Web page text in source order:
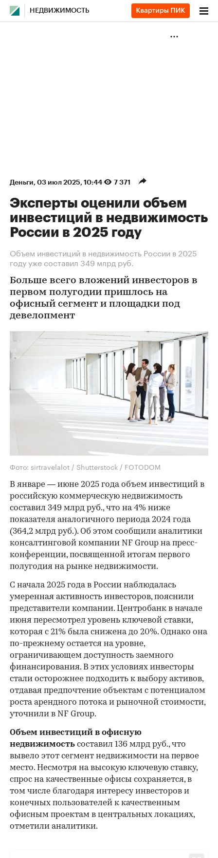
НЕДВИЖИМОСТЬ
Деньги⁠, 03 июл 2025, 10:44 7 371
Эксперты оценили объем
инвестиций в недвижимость
России в 2025 году
Объем инвестиций в недвижимость России в 2025
году уже составил 349 млрд руб.
Больше всего вложений инвесторов в
первом полугодии пришлось на
офисный сегмент и площадки под
девелопмент
Фото: sirtravelalot / Shutterstock / FOTODOM
В январе — июне 2025 года объем инвестиций в
российскую коммерческую недвижимость
составил 349 млрд руб., что на 4% ниже
показателя аналогичного периода 2024 года
(364,2 млрд руб.). Об этом сообщили аналитики
консалтинговой компании NF Group на пресс-
конференции, посвященной итогам первого
полугодия на рынке недвижимости.
С начала 2025 года в России наблюдалась
умеренная активность инвесторов, пояснили
представители компании. Центробанк в начале
июня пересмотрел уровень ключевой ставки,
которая с 21% была снижена до 20%. Однако она
по-прежнему остается на уровне,
ограничивающем доступность заемного
финансирования. В этих условиях инвесторы
стали осторожнее подходить к выбору активов,
отдавая предпочтение объектам с потенциалом
роста арендного потока и рыночной стоимости,
уточнили в NF Group.
Объем инвестиций в офисную
недвижимость составил 136 млрд руб., что
вывело этот сегмент недвижимости на первое
место. Несмотря на высокую ключевую ставку,
спрос на качественные офисы сохраняется, в
том числе благодаря интересу инвесторов и
конечных пользователей к качественным
офисным проектам в центральных локациях,
отметили аналитики.